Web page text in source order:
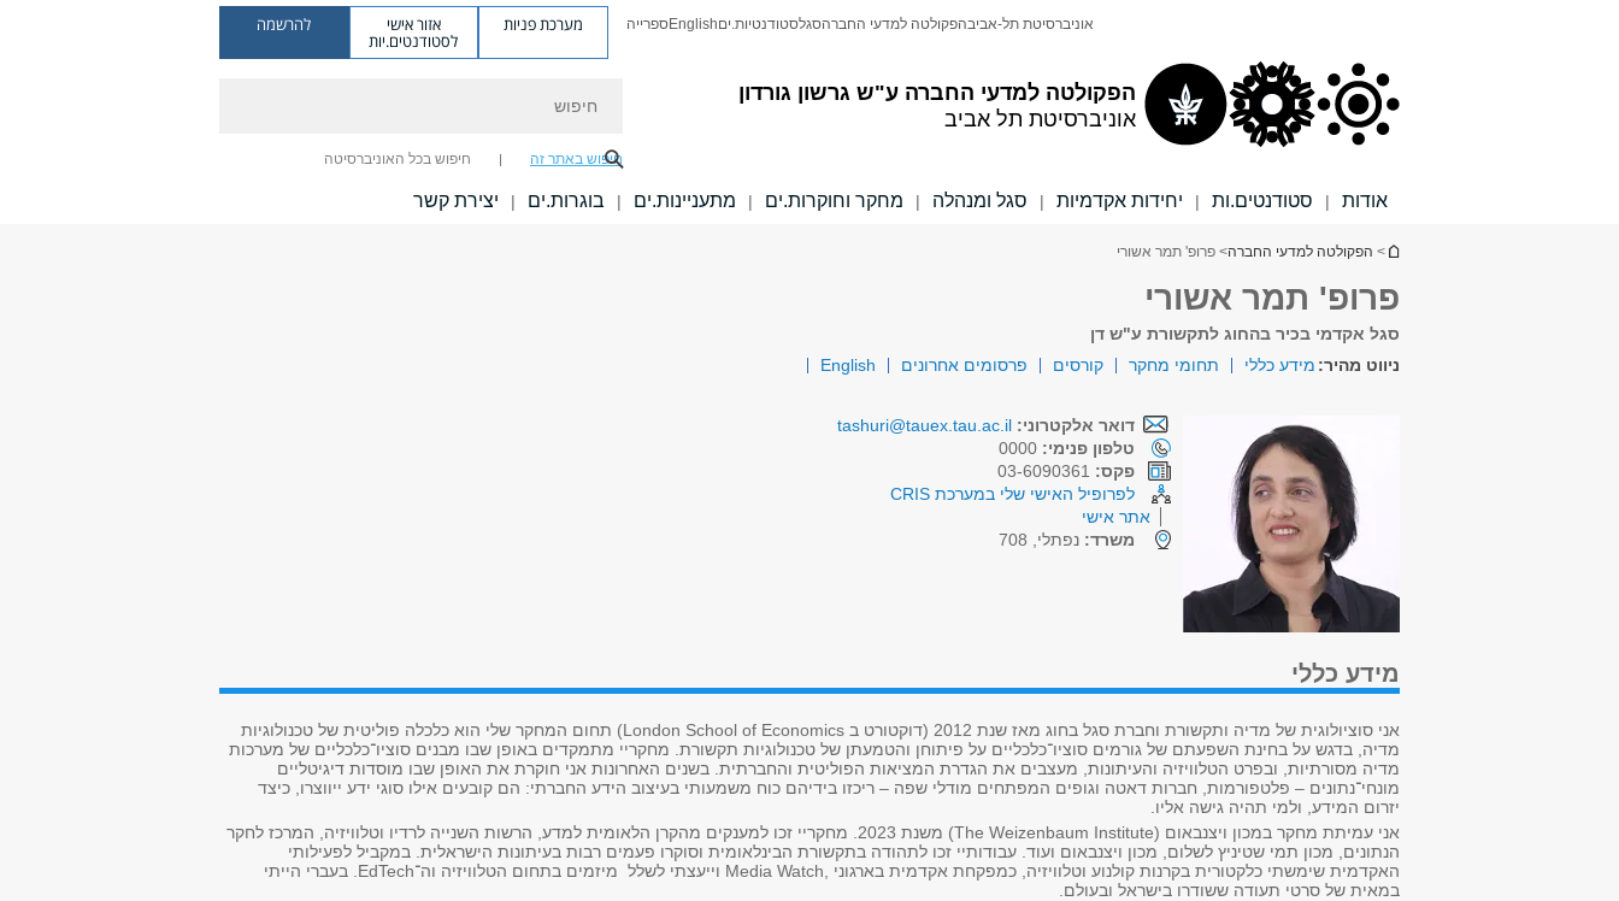
הפקולטה למדעי החברה ע"ש גרשון גורדון
אוניברסיטת תל אביב
אוניברסיטת תל-אביבהפקולטה למדעי החברהסגלסטודנטיות.יםEnglishספרייה מערכת פניות אזור אישי
לסטודנטים.יות
להרשמה
חיפוש באתר זה חיפוש בכל האוניברסיטה
אודות | סטודנטים.ות | יחידות אקדמיות | סגל ומנהלה | מחקר וחוקרות.ים | מתעניינות.ים | בוגרות.ים | יצירת קשר
הינך נמצא כאן
> הפקולטה למדעי החברה> פרופ' תמר אשורי
פרופ' תמר אשורי
סגל אקדמי בכיר בהחוג לתקשורת ע"ש דן
ניווט מהיר: מידע כללי תחומי מחקר קורסים פרסומים אחרונים English
דואר אלקטרוני: tashuri@tauex.tau.ac.il
טלפון פנימי:
פקס:
לפרופיל האישי שלי במערכת CRIS
אתר אישי
משרד: נפתלי, 708
מידע כללי
אני סוציולוגית של מדיה ותקשורת וחברת סגל בחוג מאז שנת 2012 (דוקטורט ב London School of Economics
( תחום המחקר שלי הוא כלכלה פוליטית של טכנולוגיות
מדיה, בדגש על בחינת השפעתם של גורמים סוציו־כלכליים על פיתוחן והטמעתן של טכנולוגיות תקשורת. מחקריי מתמקדים באופן שבו מבנים סוציו־כלכליים של מערכות
מדיה מסורתיות, ובפרט הטלוויזיה והעיתונות, מעצבים את הגדרת המציאות הפוליטית והחברתית בשנים האחרונות אני חוקרת את האופן שבו מוסדות דיגיטליים
מונחי־נתונים – פלטפורמות, חברות דאטה וגופים המפתחים מודלי שפה – ריכזו בידיהם כוח משמעותי בעיצוב הידע החברתי: הם קובעים אילו סוגי ידע ייווצרו, כיצד
יזרום המידע, ולמי תהיה גישה אליו
אני עמיתת מחקר במכון ויצנבאום (The Weizenbaum Institute)
משנת 2023. מחקריי זכו למענקים מהקרן הלאומית למדע, הרשות השנייה לרדיו וטלוויזיה, המרכז לחקר
הנתונים, מכון תמי שטיניץ לשלום, מכון ויצנבאום ועוד. עבודותיי זכו לתהודה בתקשורת הבינלאומית וסוקרו פעמים רבות בעיתונות הישראלית במקביל לפעילותי
האקדמית שימשתי כלקטורית בקרנות קולנוע וטלוויזיה, כמפקחת אקדמית בארגוני Media Watch, וייעצתי לשלל מיזמים בתחום הטלוויזיה וה־EdTech . בעברי הייתי
במאית של סרטי תעודה ששודרו בישראל ובעולם.